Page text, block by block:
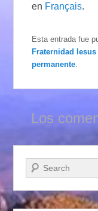
en Français.
Esta entrada fue
Fraternidad Iesus
permanente
Los
Buscar